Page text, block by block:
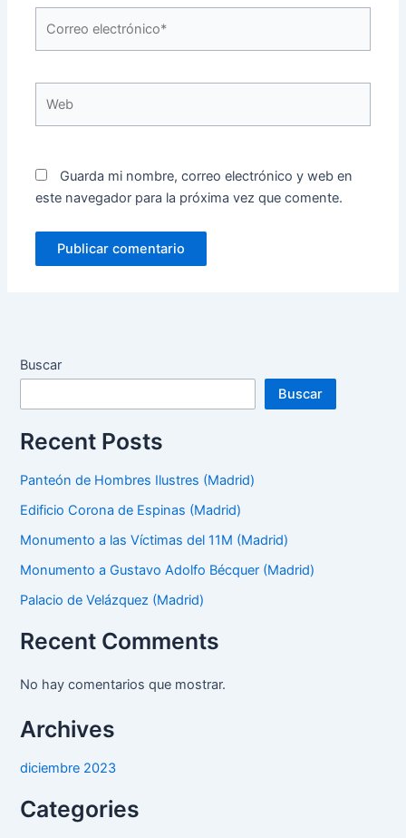
electrónico*
Guarda mi nombre, correo electrónico y web en
este navegador para la próxima vez que comente.
Buscar
Buscar
Recent Posts
Panteón de Hombres Ilustres (Madrid)
Edificio Corona de Espinas (Madrid)
Monumento a las Víctimas del 11M (Madrid)
Monumento a Gustavo Adolfo Bécquer (Madrid)
Palacio de Velázquez (Madrid)
Recent Comments
No hay comentarios que mostrar.
Archives
diciembre 2023
Categories